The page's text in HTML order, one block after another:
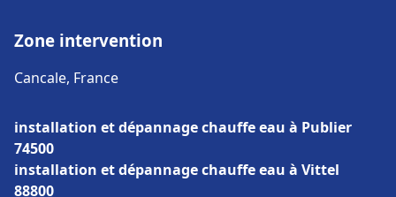
Zone intervention
Cancale, France
installation et dépannage chauffe eau à Publier
74500
installation et dépannage chauffe eau à Vittel
88800